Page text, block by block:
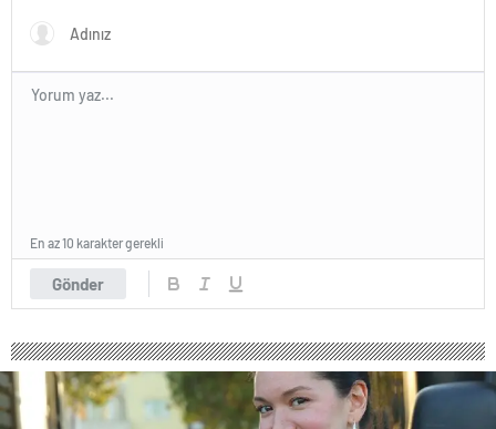
Gönder
En az 10 karakter gerekli